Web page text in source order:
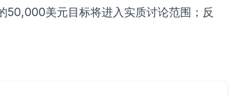
50,000美元目标将进入实质讨论范围；反